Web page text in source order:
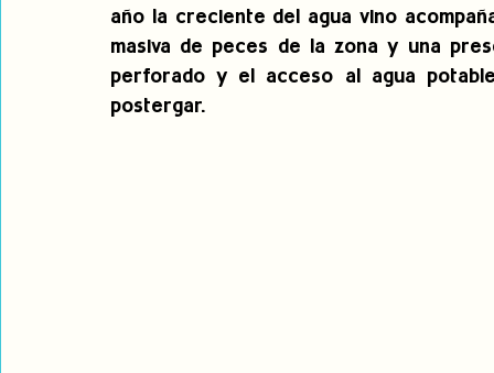
año la creciente del agua vino
masiva de peces de la zona y una
perforado y el acceso al agua
postergar.